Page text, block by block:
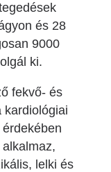
és 28
9000
ki.
fekvő- és
kardiológiai
lelki és